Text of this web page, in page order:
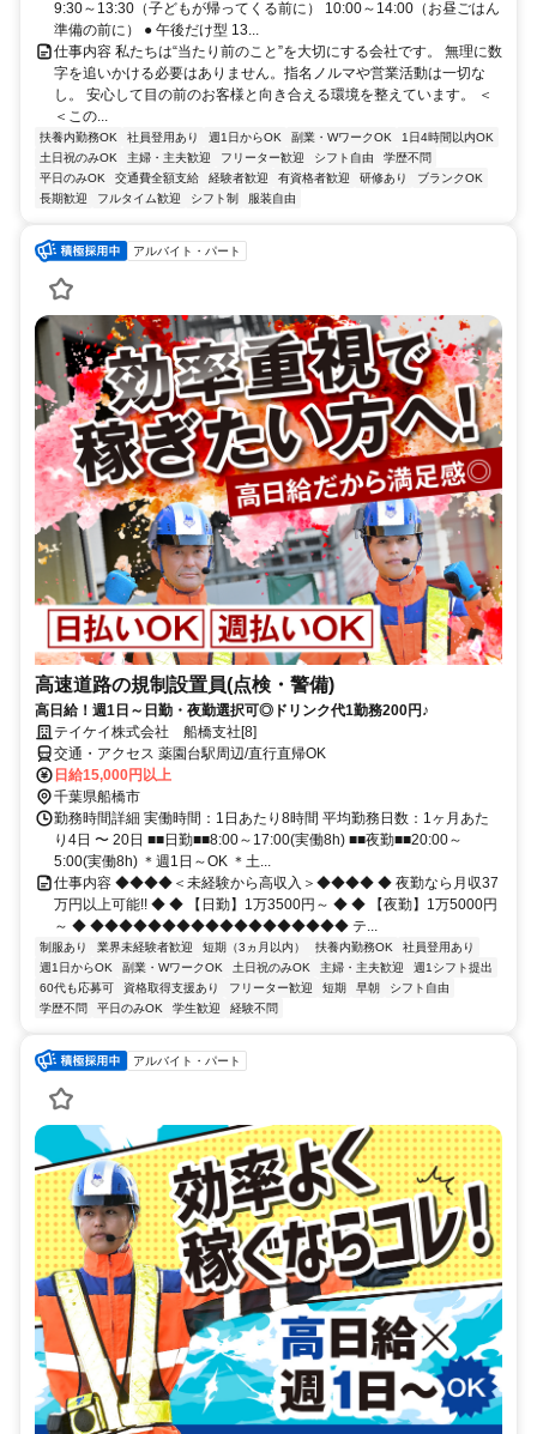
9:30～13:30（子どもが帰ってくる前に） 10:00～14:00（お昼ごはん
準備の前に） ● 午後だけ型 13...
仕事内容 私たちは“当たり前のこと”を大切にする会社です。 無理に数
字を追いかける必要はありません。指名ノルマや営業活動は一切な
し。 安心して目の前のお客様と向き合える環境を整えています。 ＜
＜この...
扶養内勤務OK 社員登用あり 週1日からOK 副業・WワークOK
1日4時間以内OK
土日祝のみOK
主婦・主夫歓迎 フリーター歓迎 シフト自由
学歴不問
平日のみOK
交通費全額支給 経験者歓迎 有資格者歓迎 研修あり
ブランクOK
長期歓迎
フルタイム歓迎 シフト制 服装自由
アルバイト・パート
高速道路の規制設置員(点検・警備)
高日給！週1日～日勤・夜勤選択可◎ドリンク代1勤務200円♪
テイケイ株式会社 船橋支社[8]
交通・アクセス 薬園台駅周辺/直行直帰OK
日給15,000円以上
千葉県船橋市
勤務時間詳細 実働時間：1日あたり8時間 平均勤務日数：1ヶ月あた
り4日 〜 20日 ■■日勤■■8:00～17:00(実働8h) ■■夜勤■■20:00～
5:00(実働8h) ＊週1日～OK ＊土...
仕事内容 ◆◆◆◆＜未経験から高収入＞◆◆◆◆ ◆ 夜勤なら月収37
万円以上可能!! ◆ ◆ 【日勤】1万3500円～ ◆ ◆ 【夜勤】1万5000円
～ ◆ ◆◆◆◆◆◆◆◆◆◆◆◆◆◆◆◆◆◆ テ...
制服あり 業界未経験者歓迎 短期（3ヵ月以内） 扶養内勤務OK
社員登用あり
週1日からOK
副業・WワークOK 土日祝のみOK 主婦・主夫歓迎
週1シフト提出
60代も応募可
資格取得支援あり フリーター歓迎 短期 早朝
シフト自由
学歴不問
平日のみOK 学生歓迎 経験不問
アルバイト・パート